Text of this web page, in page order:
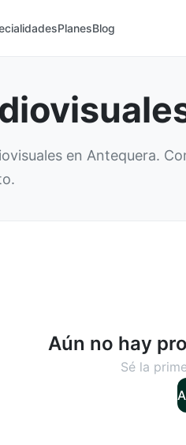
PlanesBlog
en Antequera.
Aún no hay
Sé la